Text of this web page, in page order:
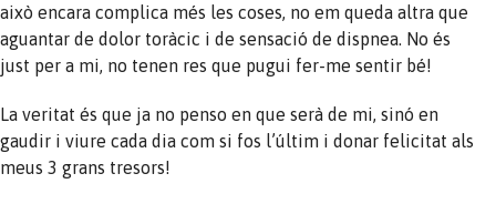
això encara complica més les coses, no em queda altra que
aguantar de dolor toràcic i de sensació de dispnea. No és
just per a mi, no tenen res que pugui fer-me sentir bé!
La veritat és que ja no penso en que serà de mi, sinó en
gaudir i viure cada dia com si fos l’últim i donar felicitat als
meus 3 grans tresors!